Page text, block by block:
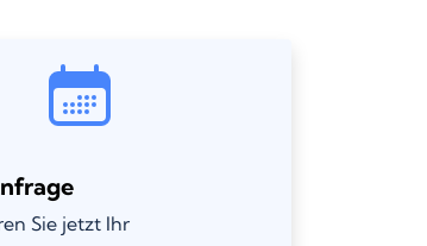
Sie jetzt Ihr